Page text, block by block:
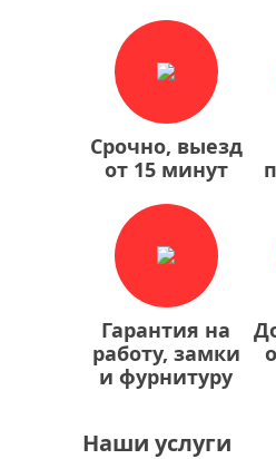
Срочно, выезд
от 15 минут
Гарантия на
работу, замки
и фурнитуру
Наши услуги